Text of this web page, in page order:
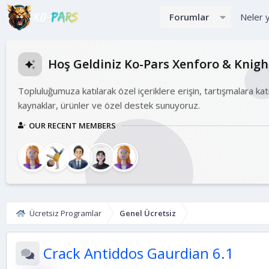
Forumlar Neler
Hoş Geldiniz Ko-Pars Xenforo &
Topluluğumuza katılarak özel içeriklere erişin, tartışmalara
kaynaklar, ürünler ve özel destek sunuyoruz.
OUR RECENT MEMBERS
Ücretsiz Programlar Genel Ücretsiz
CrackAntiddos Gaurdian 6.1